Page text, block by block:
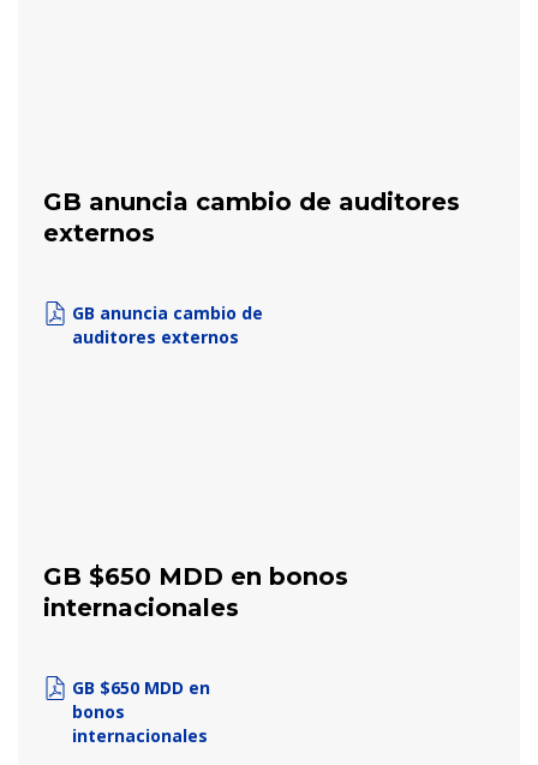
GB anuncia cambio de auditores
externos
GB anuncia cambio de
auditores externos
GB $650 MDD en bonos
internacionales
GB $650 MDD en
bonos
internacionales